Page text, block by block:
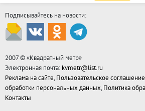
Подписывайтесь на новости:
2007 © «Квадратный метр»
Электронная почта: kvmetr@list.ru
Реклама на сайте, Пользовательское соглашение
обработки персональных данных, Политика
Контакты